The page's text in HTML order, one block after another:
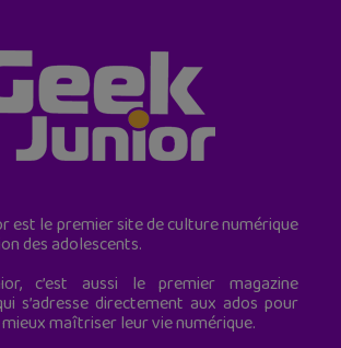
est le premier site de culture numérique
des adolescents.
c’est aussi le premier magazine
s’adresse directement aux ados pour
maîtriser leur vie numérique.